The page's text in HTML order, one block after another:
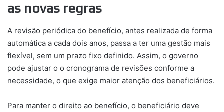
as novas regras
A revisão periódica do benefício, antes realizada de forma
automática a cada dois anos, passa a ter uma gestão mais
flexível, sem um prazo fixo definido. Assim, o governo
pode ajustar o o cronograma de revisões conforme a
necessidade, o que exige maior atenção dos beneficiários.
Para manter o direito ao benefício, o beneficiário deve